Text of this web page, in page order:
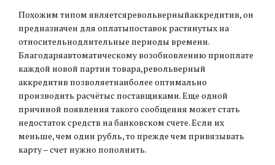
Похожим типом являетсяревольверныйаккредитив, он
предназначен для оплатыпоставок растянутых на
относительнодлительные периоды времени.
Благодаряавтоматическому возобновлению приоплате
каждой новой партии товара,револьверный
аккредитив позволяетнаиболее оптимально
производить расчётыс поставщиками. Еще одной
причиной появления такого сообщения может стать
недостаток средств на банковском счете. Если их
меньше, чем один рубль, то прежде чем привязывать
карту – счет нужно пополнить.